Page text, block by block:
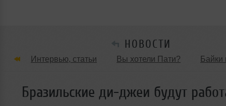
НОВОСТИ
Интервью, статьи Вы хотели Пати? Байки
Обзоры Вечеринок и
Бразильские ди-джеи будут